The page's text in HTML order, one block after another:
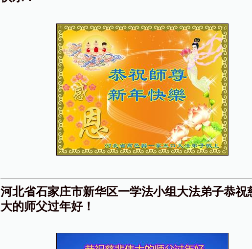
河北省石家庄市新华区一学法小组大法弟子恭祝
大的师父过年好！